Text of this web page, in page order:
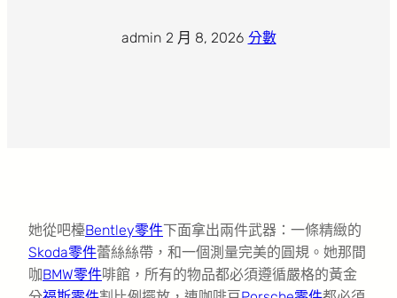
admin· 2 月 8, 2026· 分數
她從吧檯Bentley零件下面拿出兩件武器：一條精緻的
Skoda零件蕾絲絲帶，和一個測量完美的圓規。她那間
咖BMW零件啡館，所有的物品都必須遵循嚴格的黃金